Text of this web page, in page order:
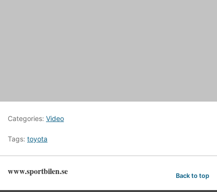
Categories: Video
Tags: toyota
www.sportbilen.se Back to top